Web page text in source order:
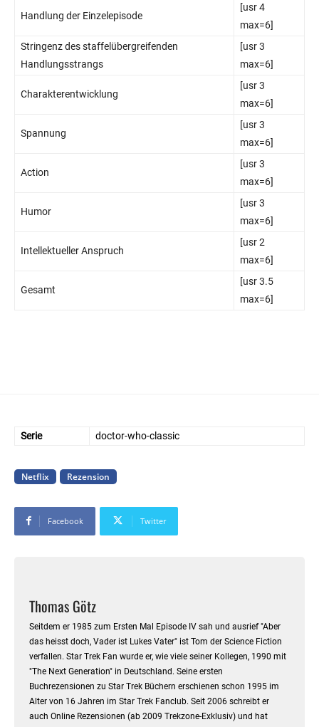
Handlung der Einzelepisode
[usr 4
max=6]
Stringenz des staffelübergreifenden
Handlungsstrangs
[usr 3
max=6]
Charakterentwicklung
[usr 3
max=6]
Spannung
[usr 3
max=6]
Action
[usr 3
max=6]
Humor
[usr 3
max=6]
Intellektueller Anspruch
[usr 2
max=6]
Gesamt
[usr 3.5
max=6]
Serie doctor-who-classic
Netflix Rezension
Facebook Twitter
Thomas Götz
Seitdem er 1985 zum Ersten Mal Episode IV sah und ausrief "Aber
das heisst doch, Vader ist Lukes Vater" ist Tom der Science Fiction
verfallen. Star Trek Fan wurde er, wie viele seiner Kollegen, 1990 mit
"The Next Generation" in Deutschland. Seine ersten
Buchrezensionen zu Star Trek Büchern erschienen schon 1995 im
Alter von 16 Jahren im Star Trek Fanclub. Seit 2006 schreibt er
auch Online Rezensionen (ab 2009 Trekzone-Exklusiv) und hat